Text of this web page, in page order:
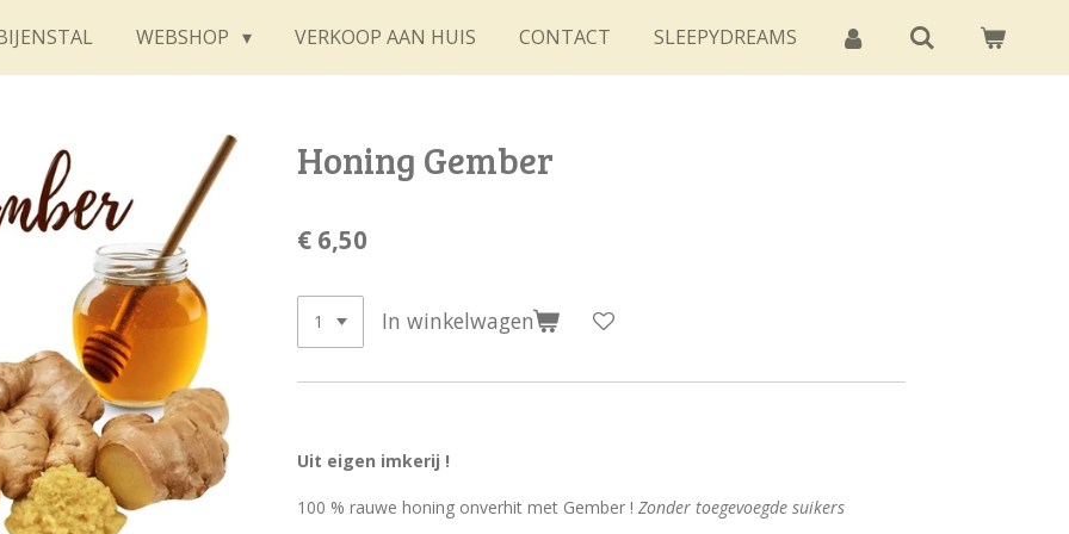
WEBSHOP VERKOOP AAN HUIS CONTACT SLEEPYDREAMS
Honing Gember
€ 6,50
In winkelwagen
Uit eigen imkerij !
100 % rauwe honing onverhit met Gember ! Zonder toegevoegde suikers